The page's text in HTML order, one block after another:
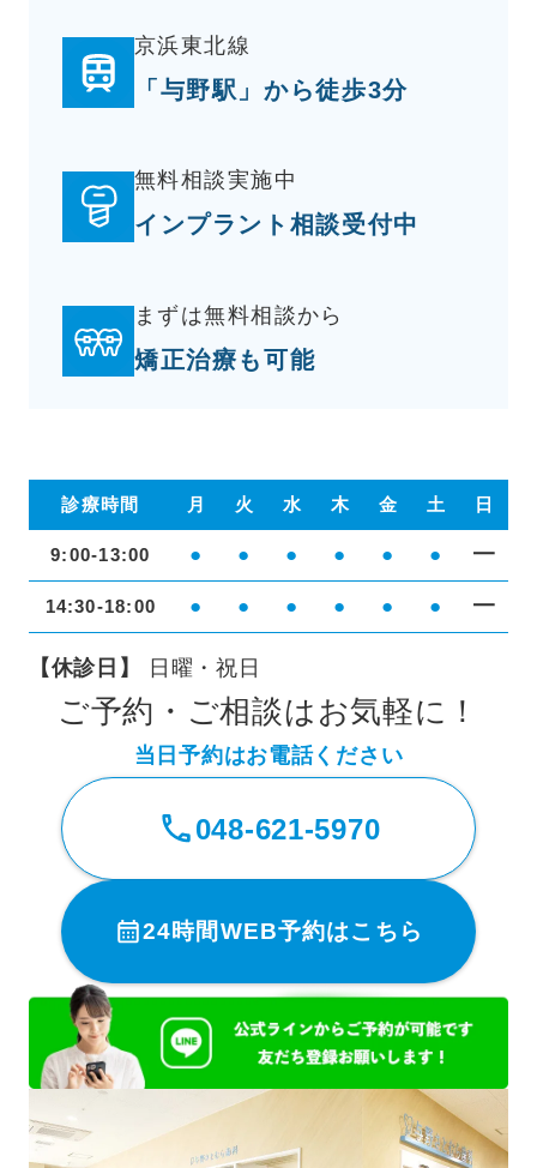
京浜東北線
「与野駅」から徒歩3分
無料相談実施中
インプラント相談受付中
まずは無料相談から
矯正治療も可能
診療時間 月 火 水 木 金 土 日
9:00-13:00 ● ● ● ● ● ● ━
14:30-18:00 ● ● ● ● ● ● ━
【休診日】 日曜・祝日
ご予約・ご相談はお気軽に！
当日予約はお電話ください
048-621-5970
24時間WEB予約はこちら